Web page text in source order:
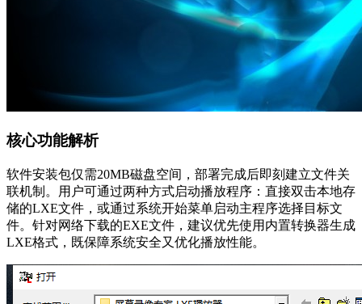
核心功能解析
软件安装包仅需20MB磁盘空间，部署完成后即刻建立文件关
联机制。用户可通过两种方式启动播放程序：直接双击本地存
储的LXE文件，或通过系统开始菜单启动主程序选择目标文
件。针对网络下载的EXE文件，建议优先使用内置转换器生成
LXE格式，既保障系统安全又优化播放性能。